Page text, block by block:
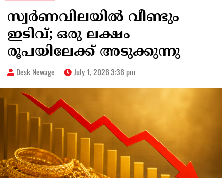
സ്വർണവിലയിൽ വീണ്ടും
ഇടിവ്; ഒരു ലക്ഷം
രൂപയിലേക്ക് അടുക്കുന്നു
Desk Newage July 1, 2026 3:36 pm